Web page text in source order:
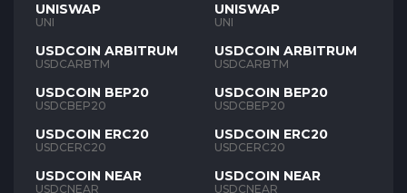
UNISWAP
UNI
USDCOIN ARBITRUM
USDCARBTM
USDCOIN BEP20
USDCBEP20
USDCOIN ERC20
USDCERC20
USDCOIN NEAR
USDCNEAR
UNISWAP
UNI
USDCOIN ARBITRUM
USDCARBTM
USDCOIN BEP20
USDCBEP20
USDCOIN ERC20
USDCERC20
USDCOIN NEAR
USDCNEAR